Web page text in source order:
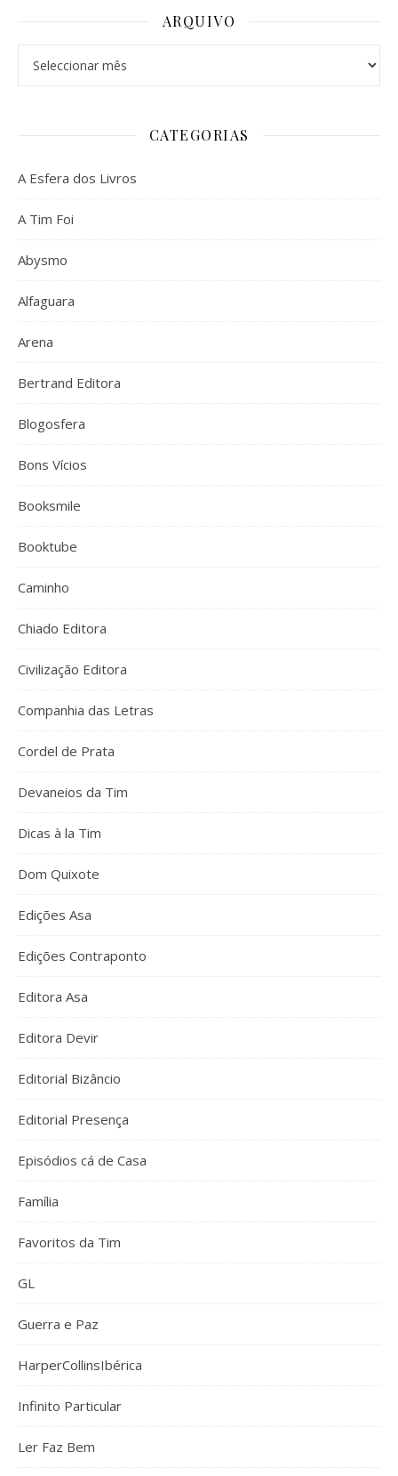
ARQUIVO
CATEGORIAS
A Esfera dos Livros
A Tim Foi
Abysmo
Alfaguara
Arena
Bertrand Editora
Blogosfera
Bons Vícios
Booksmile
Booktube
Caminho
Chiado Editora
Civilização Editora
Companhia das Letras
Cordel de Prata
Devaneios da Tim
Dicas à la Tim
Dom Quixote
Edições Asa
Edições Contraponto
Editora Asa
Editora Devir
Editorial Bizâncio
Editorial Presença
Episódios cá de Casa
Família
Favoritos da Tim
GL
Guerra e Paz
HarperCollinsIbérica
Infinito Particular
Ler Faz Bem